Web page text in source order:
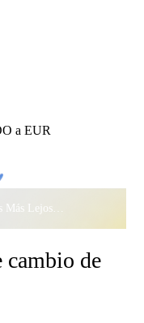
a EUR
Más Allá del Hielo, Lleguemos Más Lejos Juntos ·
cambio de